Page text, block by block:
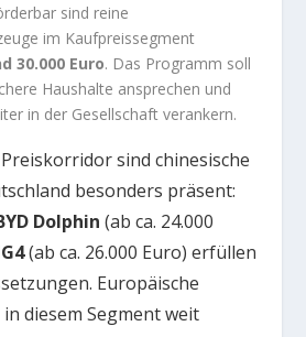
sind reine
im Kaufpreissegment
30.000 Euro. Das Programm soll
Haushalte ansprechen und
in der Gesellschaft verankern.
sind chinesische
besonders präsent:
Dolphin (ab ca. 24.000
(ab ca. 26.000 Euro) erfüllen
Europäische
diesem Segment weit